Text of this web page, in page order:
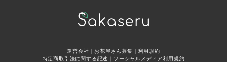
運営会社 ｜ お花屋さん募集 ｜ 利用規約
特定商取引法に関する記述 ｜ ソーシャルメディア利用規約